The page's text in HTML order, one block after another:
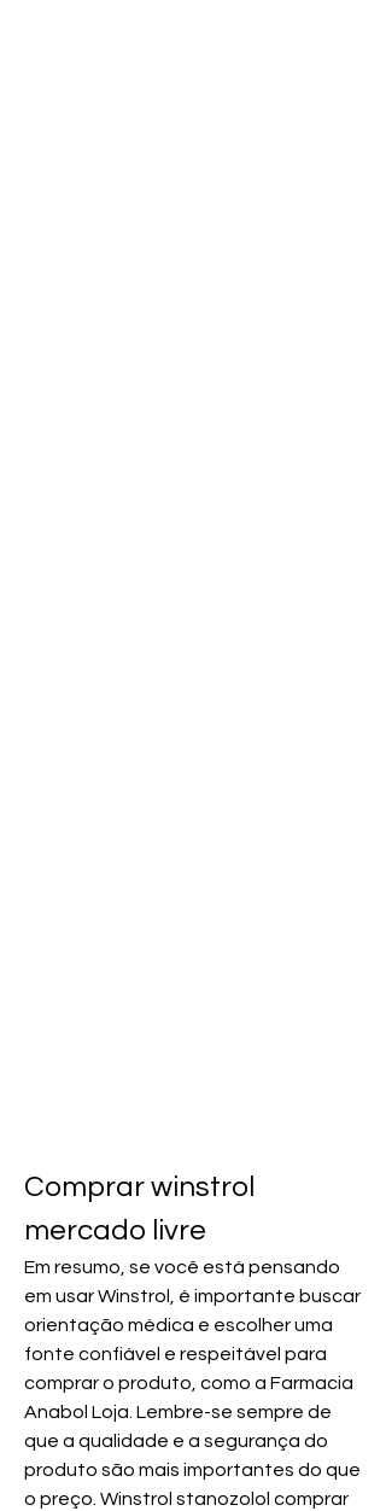
Comprar winstrol
mercado livre
Em resumo, se você está pensando
em usar Winstrol, é importante buscar
orientação médica e escolher uma
fonte confiável e respeitável para
comprar o produto, como a Farmacia
Anabol Loja. Lembre-se sempre de
que a qualidade e a segurança do
produto são mais importantes do que
o preço. Winstrol stanozolol comprar